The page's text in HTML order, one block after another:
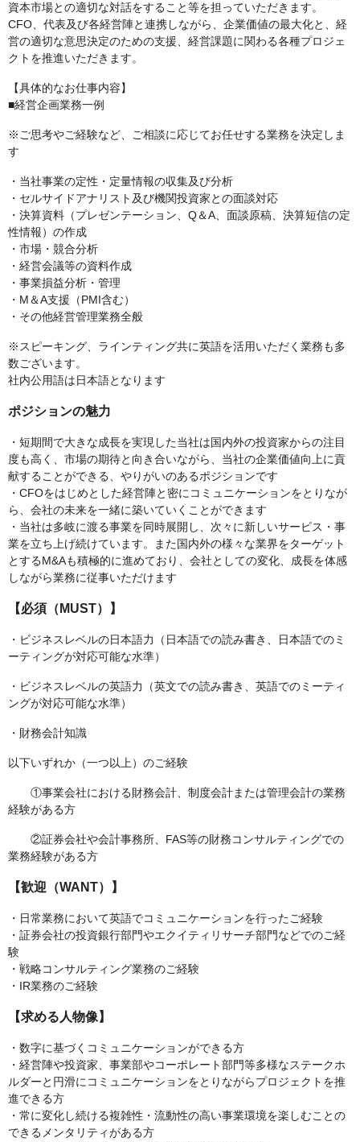
資本市場との適切な対話をすること等を担っていただきます。
CFO、代表及び各経営陣と連携しながら、企業価値の最大化と、経
営の適切な意思決定のための支援、経営課題に関わる各種プロジェ
クトを推進いただきます。
【具体的なお仕事内容】
■経営企画業務一例
※ご思考やご経験など、ご相談に応じてお任せする業務を決定しま
す
・当社事業の定性・定量情報の収集及び分析
・セルサイドアナリスト及び機関投資家との面談対応
・決算資料（プレゼンテーション、Q＆A、面談原稿、決算短信の定
性情報）の作成
・市場・競合分析
・経営会議等の資料作成
・事業損益分析・管理
・M＆A支援（PMI含む）
・その他経営管理業務全般
※スピーキング、ラインティング共に英語を活用いただく業務も多
数ございます。
社内公用語は日本語となります
ポジションの魅力
・短期間で大きな成長を実現した当社は国内外の投資家からの注目
度も高く、市場の期待と向き合いながら、当社の企業価値向上に貢
献することができる、やりがいのあるポジションです
・CFOをはじめとした経営陣と密にコミュニケーションをとりなが
ら、会社の未来を一緒に築いていくことができます
・当社は多岐に渡る事業を同時展開し、次々に新しいサービス・事
業を立ち上げ続けています。また国内外の様々な業界をターゲット
とするM&Aも積極的に進めており、会社としての変化、成長を体感
しながら業務に従事いただけます
【必須（MUST）】
・ビジネスレベルの日本語力（日本語での読み書き、日本語でのミ
ーティングが対応可能な水準）
・ビジネスレベルの英語力（英文での読み書き、英語でのミーティ
ングが対応可能な水準）
・財務会計知識
以下いずれか（一つ以上）のご経験
①事業会社における財務会計、制度会計または管理会計の業務
経験がある方
②証券会社や会計事務所、FAS等の財務コンサルティングでの
業務経験がある方
【歓迎（WANT）】
・日常業務において英語でコミュニケーションを行ったご経験
・証券会社の投資銀行部門やエクイティリサーチ部門などでのご経
験
・戦略コンサルティング業務のご経験
・IR業務のご経験
【求める人物像】
・数字に基づくコミュニケーションができる方
・経営陣や投資家、事業部やコーポレート部門等多様なステークホ
ルダーと円滑にコミュニケーションをとりながらプロジェクトを推
進できる方
・常に変化し続ける複雑性・流動性の高い事業環境を楽しむことの
できるメンタリティがある方